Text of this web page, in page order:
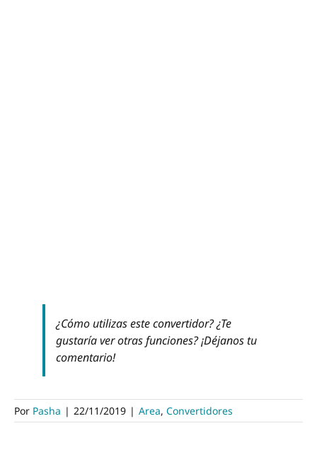
¿Cómo utilizas este convertidor? ¿Te
gustaría ver otras funciones? ¡Déjanos tu
comentario!
Por Pasha | 22/11/2019 | Area, Convertidores